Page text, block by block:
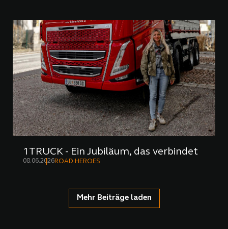
1TRUCK - Ein Jubiläum, das verbindet
08.06.2026ROAD HEROES
Mehr Beiträge laden